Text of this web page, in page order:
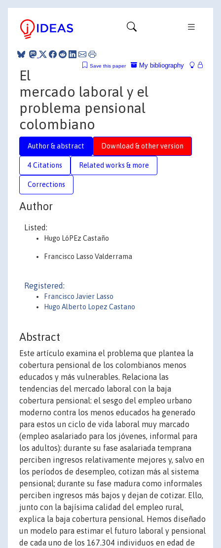
My bibliography
Save this paper
El
mercado laboral y el
problema pensional
colombiano
Author & abstract Download & other version
4 Citations Related works & more
Corrections
Author
Listed:
Hugo LóPEz Castaño
Francisco Lasso Valderrama
Registered:
Francisco Javier Lasso
Hugo Alberto Lopez Castano
Abstract
Este artículo examina el problema que plantea la
cobertura pensional de los colombianos menos
educados y más vulnerables. Relaciona las
tendencias del mercado laboral con la baja
cobertura pensional: el sesgo del empleo urbano
moderno contra los menos educados ha generado
para estos un ciclo de vida laboral muy marcado
(empleo asalariado para los jóvenes, informal para
los adultos): durante su fase asalariada temprana
perciben ingresos relativamente mejores y, salvo en
los períodos de desempleo, cotizan más al sistema
pensional; durante su fase madura como informales
perciben ingresos más bajos y dejan de cotizar. Ello,
junto con la bajísima calidad del empleo rural,
explica la baja cobertura pensional. Hemos diseñado
un modelo para estimar el futuro laboral y pensional
de cada uno de los 167.304 individuos en edad de